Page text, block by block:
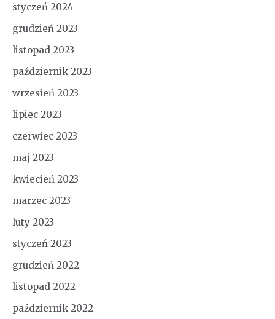
styczeń 2024
grudzień 2023
listopad 2023
październik 2023
wrzesień 2023
lipiec 2023
czerwiec 2023
maj 2023
kwiecień 2023
marzec 2023
luty 2023
styczeń 2023
grudzień 2022
listopad 2022
październik 2022